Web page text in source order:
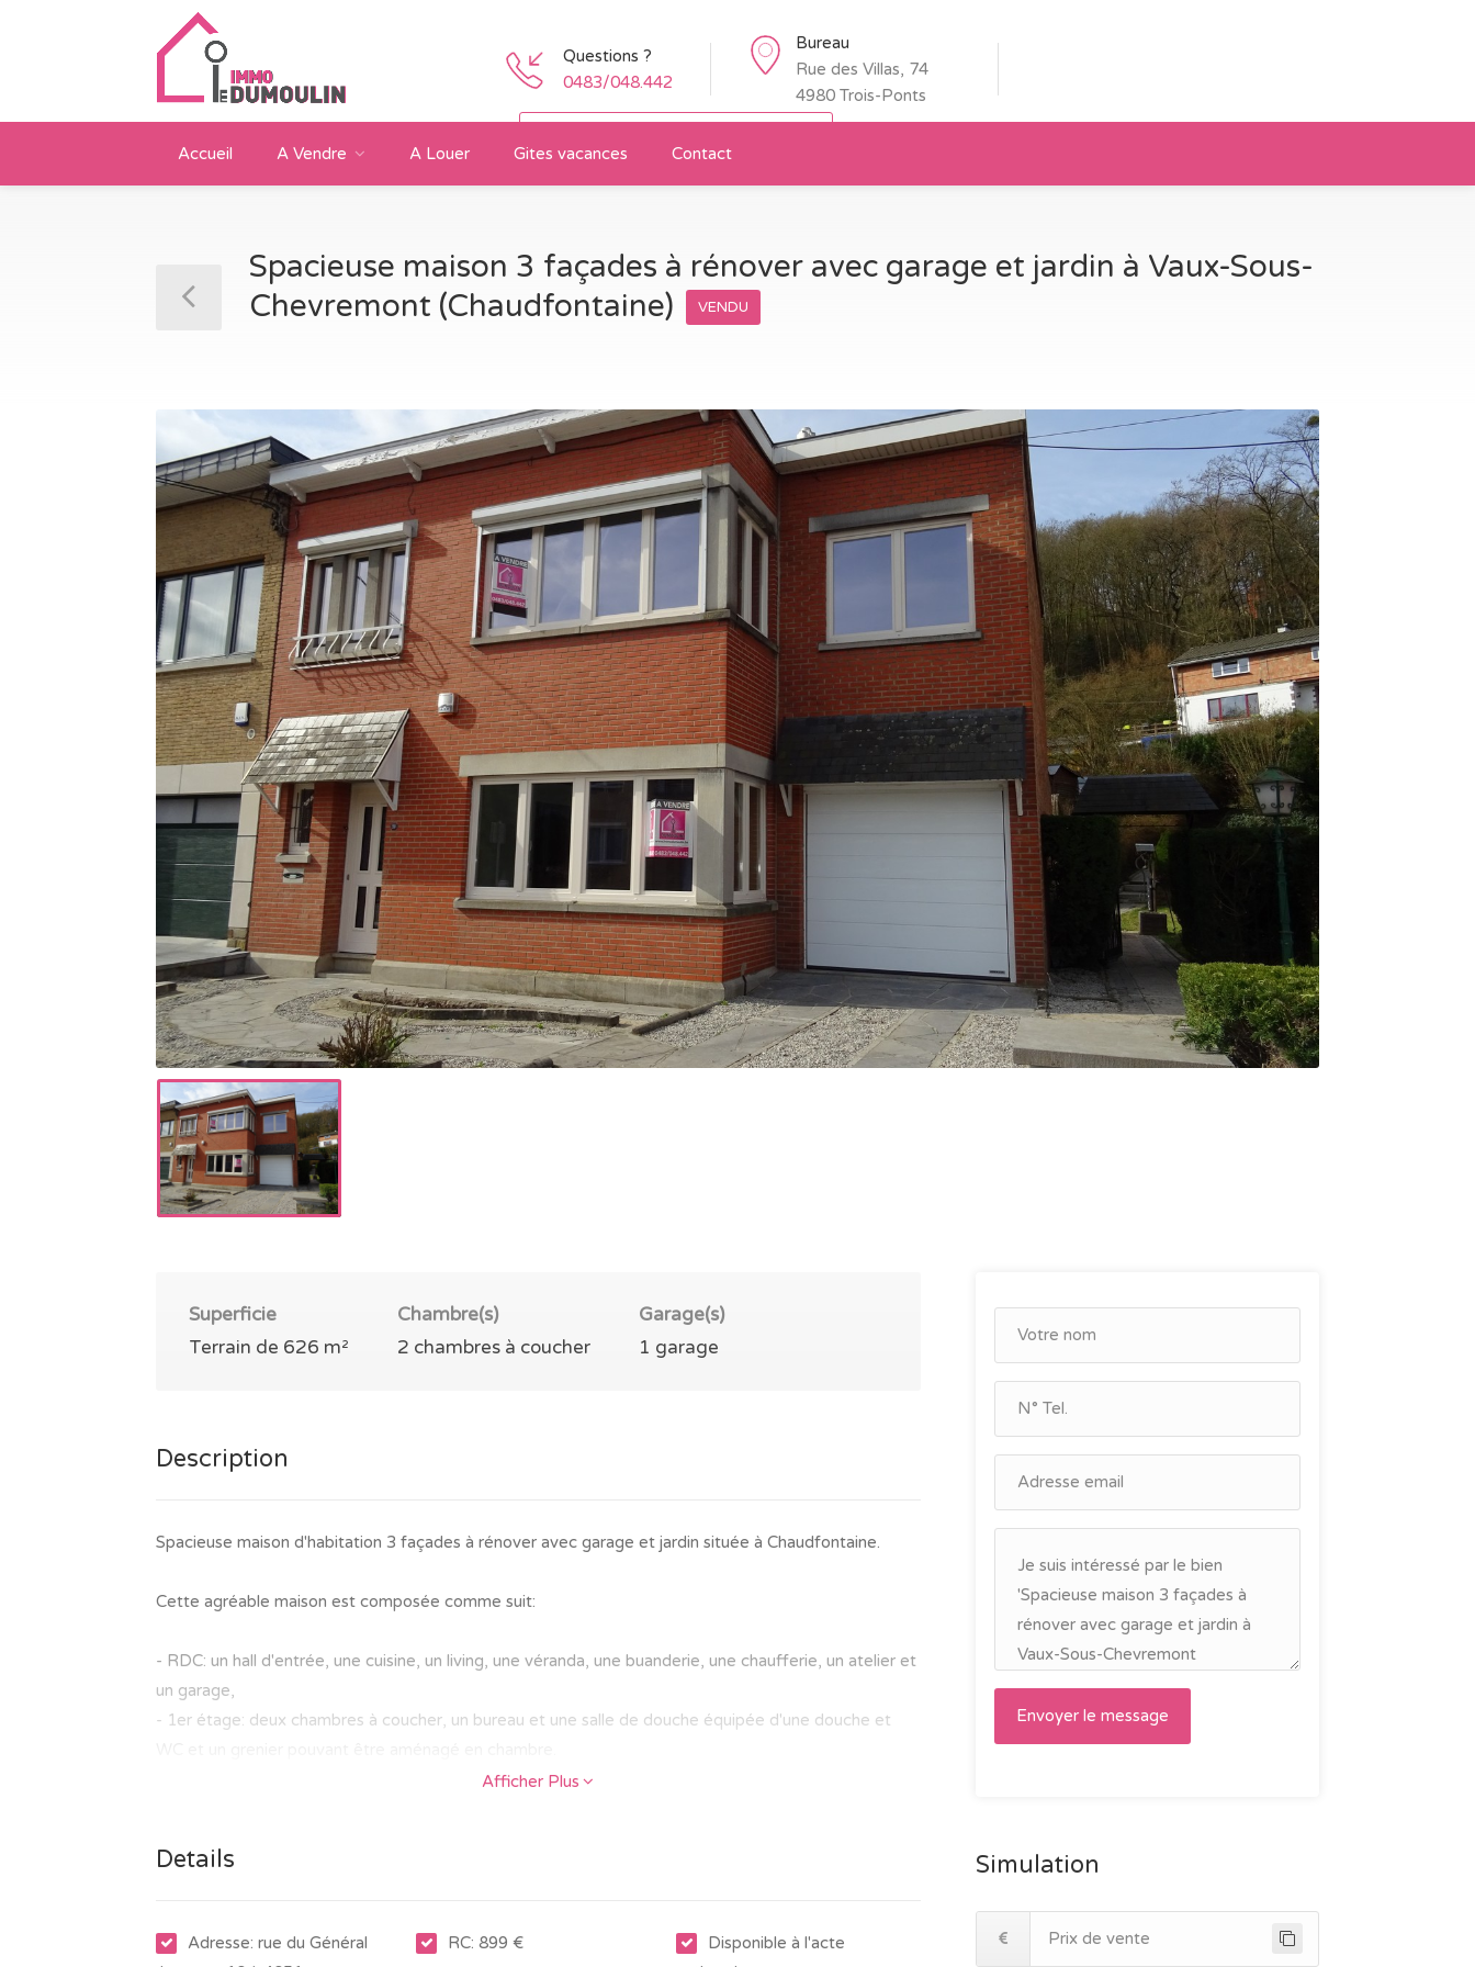
Questions ?
0483/048.442
Bureau
Rue des Villas, 74
4980 Trois-Ponts
Accueil
A Vendre A Louer Gites vacances Contact
Spacieuse maison 3 façades à rénover avec garage et jardin à Vaux-Sous-
Chevremont (Chaudfontaine)
VENDU
Superficie
Terrain de 626 m²
Chambre(s)
2 chambres à coucher
Garage(s)
1 garage
Description
Spacieuse maison d'habitation 3 façades à rénover avec garage et jardin située à Chaudfontaine.
Cette agréable maison est composée comme suit:
- RDC: un hall d'entrée, une cuisine, un living, une véranda, une buanderie, une chaufferie, un atelier et
un garage,
- 1er étage: deux chambres à coucher, un bureau et une salle de douche équipée d'une douche et
NOUVEAU châssis en PVC avec double vitrage
Afficher Plus
Details
Adresse: rue du Général
RC: 899 €
Disponible à l'acte
Simulation